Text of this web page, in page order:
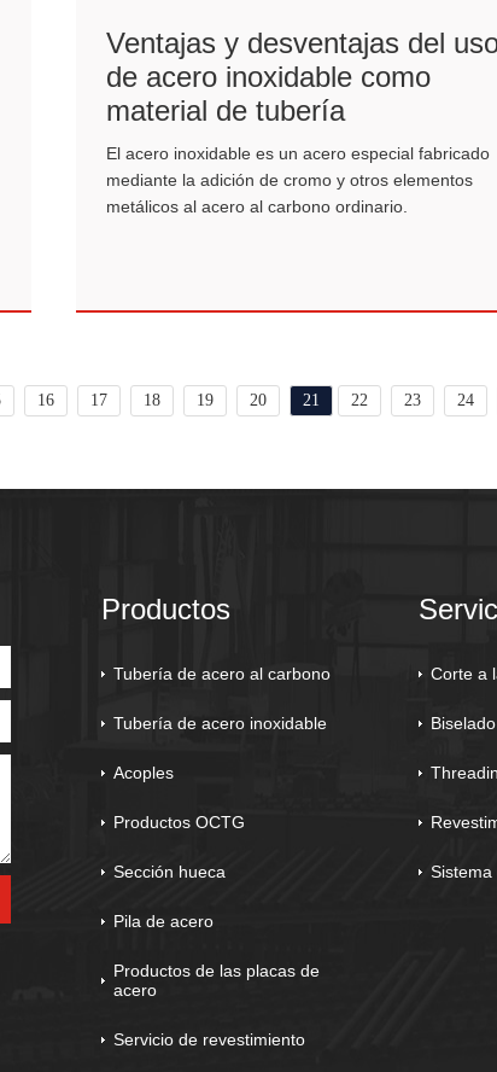
Ventajas y desventajas del
de acero inoxidable como
material de tubería
El acero inoxidable es un acero especial fabricado
mediante la adición de cromo y otros elementos
metálicos al acero al carbono ordinario.
16 17 18 19 20 21 22 23 24
Productos
Tubería de acero al carbono
Tubería de acero inoxidable
Acoples
Productos OCTG
Sección hueca
Pila de acero
Productos de las placas de
acero
Servicio de revestimiento
Corte a
Biselado